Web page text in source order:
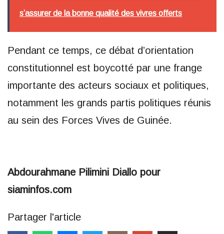
s’assurer de la bonne qualité des vivres offerts
Pendant ce temps, ce débat d’orientation
constitutionnel est boycotté par une frange
importante des acteurs sociaux et politiques,
notamment les grands partis politiques réunis
au sein des Forces Vives de Guinée.
Abdourahmane Pilimini Diallo pour
siaminfos.com
Partager l'article